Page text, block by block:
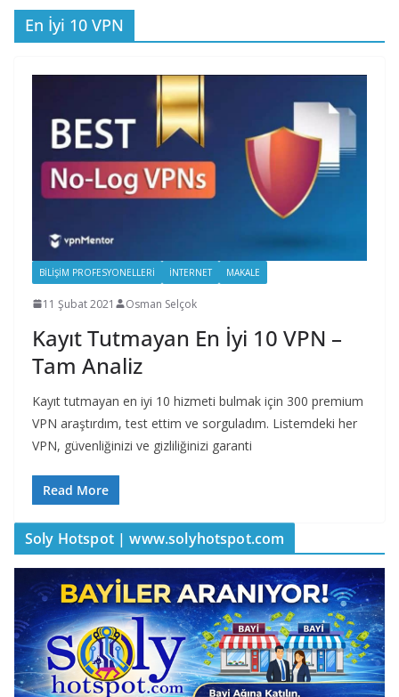
En İyi 10 VPN
BILIŞIM PROFESYONELLERI İNTERNET MAKALE
11 Şubat 2021 Osman Selçok
Kayıt Tutmayan En İyi 10 VPN –
Tam Analiz
Kayıt tutmayan en iyi 10 hizmeti bulmak için 300 premium
VPN araştırdım, test ettim ve sorguladım. Listemdeki her
VPN, güvenliğinizi ve gizliliğinizi garanti
Read More
Soly Hotspot | www.solyhotspot.com